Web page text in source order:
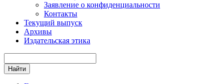
Заявление о конфиденциальности
Контакты
Текущий выпуск
Архивы
Издательская этика
Найти